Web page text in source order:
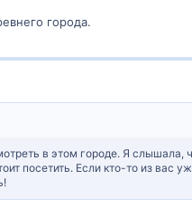
города.
в этом городе. Я слышала,
посетить. Если кто-то из вас